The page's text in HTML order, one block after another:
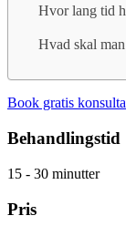
Hvor lang tid
Hvad skal
Book gratis
Behandlingstid
15 - 30 minutter
Pris